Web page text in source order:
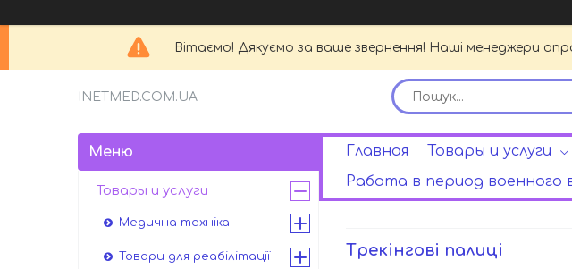
Вітаємо! Дякуємо за ваше звернення! Наші менеджери
INETMED.COM.UA
Главная Товары и услуги
Работа в период военного
Трекінгові палиці
Товары и услуги
Медична техніка
Товари для реабілітації